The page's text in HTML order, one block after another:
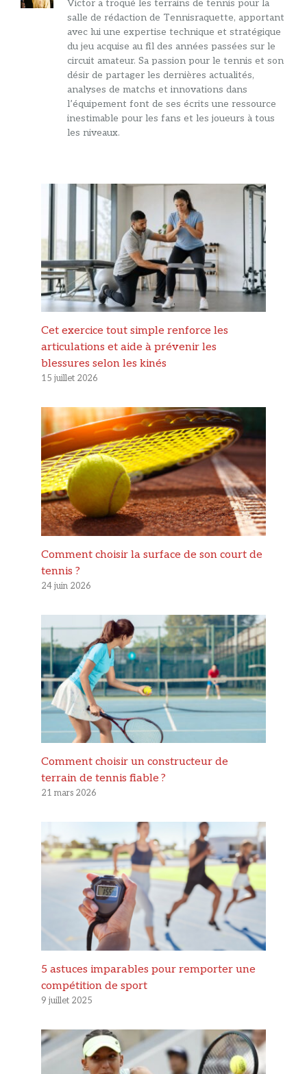
Victor a troqué les terrains de tennis pour la
salle de rédaction de Tennisraquette, apportant
avec lui une expertise technique et stratégique
du jeu acquise au fil des années passées sur le
circuit amateur. Sa passion pour le tennis et son
désir de partager les dernières actualités,
analyses de matchs et innovations dans
l’équipement font de ses écrits une ressource
inestimable pour les fans et les joueurs à tous
les niveaux.
Cet exercice tout simple renforce les
articulations et aide à prévenir les
blessures selon les kinés
15 juillet 2026
Comment choisir la surface de son court de
tennis ?
24 juin 2026
Comment choisir un constructeur de
terrain de tennis fiable ?
21 mars 2026
5 astuces imparables pour remporter une
compétition de sport
9 juillet 2025